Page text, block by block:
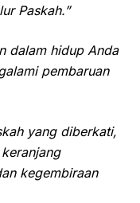
Paskah.”
dalam hidup Anda
pembaruan
yang diberkati,
kegembiraan